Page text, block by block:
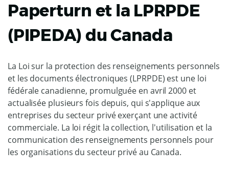
Paperturn et la LPRPDE
(PIPEDA) du Canada
La Loi sur la protection des renseignements personnels
et les documents électroniques (LPRPDE) est une loi
fédérale canadienne, promulguée en avril 2000 et
actualisée plusieurs fois depuis, qui s'applique aux
entreprises du secteur privé exerçant une activité
commerciale. La loi régit la collection, l'utilisation et la
communication des renseignements personnels pour
les organisations du secteur privé au Canada.